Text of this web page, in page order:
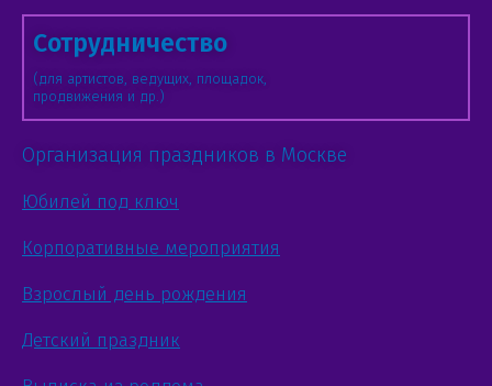
Сотрудничество
(для артистов, ведущих, площадок,
продвижения и др.)
Организация праздников в Москве
Юбилей под ключ
Корпоративные мероприятия
Взрослый день рождения
Детский праздник